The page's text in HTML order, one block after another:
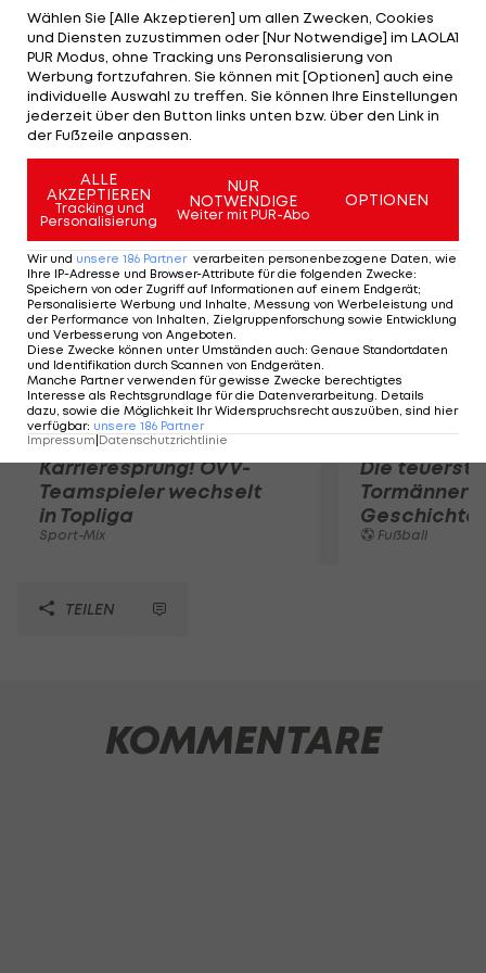
Gäste die erste halbe Stunde mithalten, treffen
Soriano (31. und Berisha (44.) zur Pausenführung.
Nach der Pause spielen sich die Hausherren in
einen Rausch: Soriano (53./99. BL-Tor), Keita (56.),
Minamino (64.), Berisha (70.), Damari (75.) und
Mukhtar (86.) treffen.
Mehr zum Thema
Karrieresprung! ÖVV-
Teamspieler wechselt
in Topliga
Sport-Mix
Die
Tormänner
Geschichte
Fußball
TEILEN
KOMMENTARE
Wählen Sie [Alle Akzeptieren] um allen Zwecken, Cookies
und Diensten zuzustimmen oder [Nur Notwendige] im LAOLA1
PUR Modus, ohne Tracking uns Peronsalisierung von
Werbung fortzufahren. Sie können mit [Optionen] auch eine
individuelle Auswahl zu treffen. Sie können Ihre Einstellungen
jederzeit über den Button links unten bzw. über den Link in
der Fußzeile anpassen.
ALLE
AKZEPTIEREN
Tracking und
Personalisierung
NUR
NOTWENDIGE
Weiter mit PUR-Abo
OPTIONEN
Wir und unsere 186 Partner verarbeiten personenbezogene Daten, wie
Ihre IP-Adresse und Browser-Attribute für die folgenden Zwecke:
Speichern von oder Zugriff auf Informationen auf einem Endgerät;
Personalisierte Werbung und Inhalte, Messung von Werbeleistung und
der Performance von Inhalten, Zielgruppenforschung sowie Entwicklung
und Verbesserung von Angeboten.
Diese Zwecke können unter Umständen auch: Genaue Standortdaten
und Identifikation durch Scannen von Endgeräten.
Manche Partner verwenden für gewisse Zwecke berechtigtes
Interesse als Rechtsgrundlage für die Datenverarbeitung. Details
dazu, sowie die Möglichkeit Ihr Widerspruchsrecht auszuüben, sind hier
verfügbar: unsere 186 Partner
Impressum Datenschutzrichtlinie